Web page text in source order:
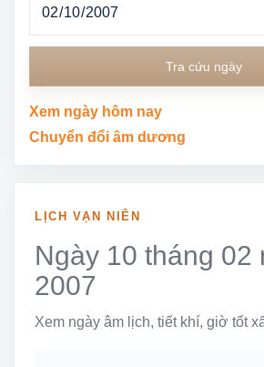
Tra cứu ngày
Xem ngày hôm nay
Chuyển đổi âm dương
LỊCH VẠN NIÊN
Ngày 10 tháng 02
2007
Xem ngày âm lịch, tiết khí, giờ tốt